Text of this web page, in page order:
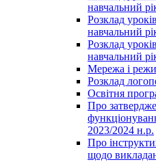
навчальний
Розклад
навчальний
Розклад
навчальний
Мережа і
Розклад
Освітня
Про
2023/2024 н.р.
Про
щодо